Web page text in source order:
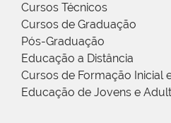
Cursos Técnicos
Cursos de Graduação
Pós-Graduação
Educação a Distância
Cursos de Formação Inicial
Educação de Jovens e